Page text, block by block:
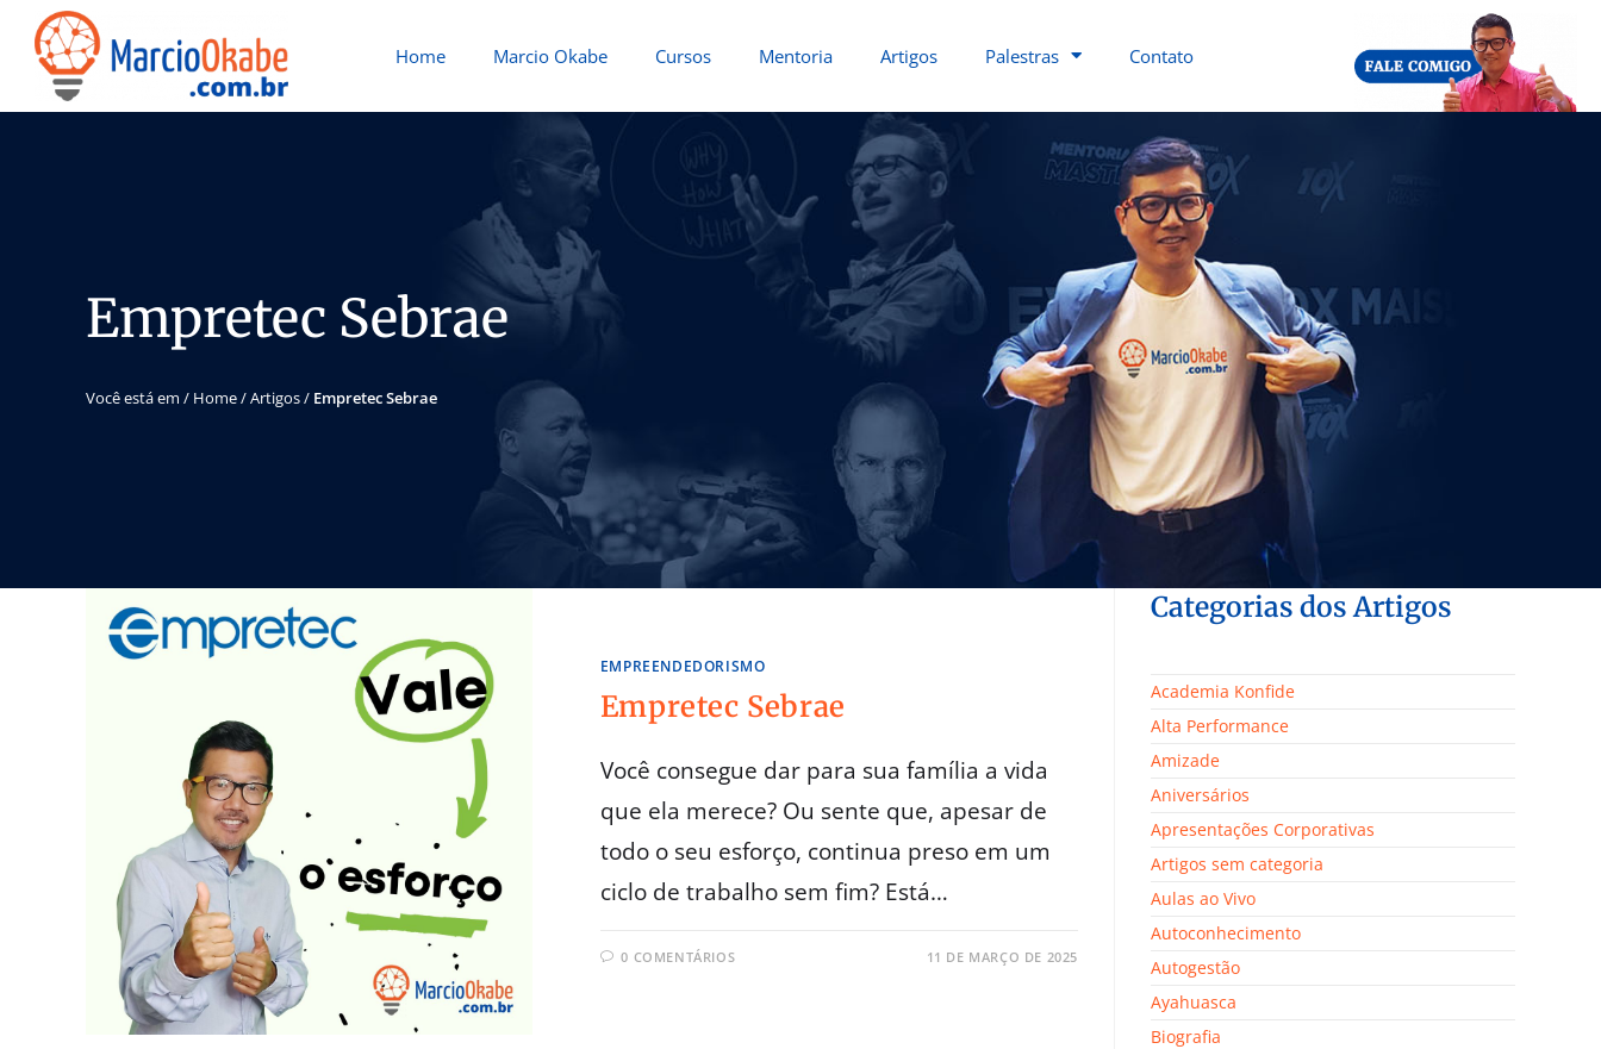
Home Marcio Okabe Cursos Mentoria Artigos Palestras Contato
Empretec Sebrae
Você está em / Home/Artigos/ Empretec Sebrae
EMPREENDEDORISMO
Empretec Sebrae
Você consegue dar para sua família a vida
que ela merece? Ou sente que, apesar de
todo o seu esforço, continua preso em um
ciclo de trabalho sem fim? Está…
0 COMENTÁRIOS 11 DE MARÇO DE 2025
Categorias dos Artigos
Academia Konfide
Alta Performance
Amizade
Aniversários
Apresentações Corporativas
Artigos sem categoria
Aulas ao Vivo
Autoconhecimento
Autogestão
Ayahuasca
Biografia